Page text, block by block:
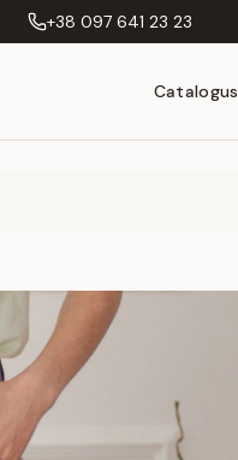
+38 097 641 23 23
Catalogus